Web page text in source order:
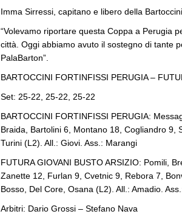
Imma Sirressi, capitano e libero della
“Volevamo riportare questa Coppa a Perugia
città. Oggi abbiamo avuto il sostegno di tante
PalaBarton”.
BARTOCCINI FORTINFISSI PERUGIA –
Set: 25-22, 25-22, 25-22
BARTOCCINI FORTINFISSI PERUGIA:
Braida, Bartolini 6, Montano 18, Cogliandro 9,
Turini (L2). All.: Giovi. Ass.: Marangi
FUTURA GIOVANI BUSTO ARSIZIO: Pomili,
Zanette 12, Furlan 9, Cvetnic 9, Rebora 7,
Bosso, Del Core, Osana (L2). All.: Amadio.
Arbitri: Dario Grossi – Stefano Nava